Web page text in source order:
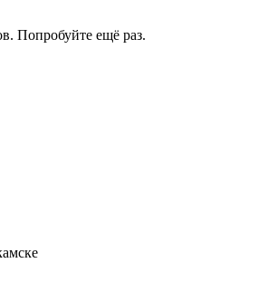
Попробуйте ещё раз.